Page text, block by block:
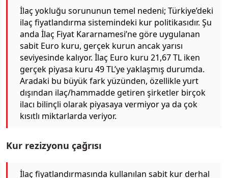
İlaç yokluğu sorununun temel nedeni; Türkiye’deki
ilaç fiyatlandırma sistemindeki kur politikasıdır. Şu
anda İlaç Fiyat Kararnamesi’ne göre uygulanan
sabit Euro kuru, gerçek kurun ancak yarısı
seviyesinde kalıyor. İlaç Euro kuru 21,67 TL iken
gerçek piyasa kuru 49 TL’ye yaklaşmış durumda.
Aradaki bu büyük fark yüzünden, özellikle yurt
dışından ilaç/hammadde getiren şirketler birçok
ilacı bilinçli olarak piyasaya vermiyor ya da çok
kısıtlı miktarlarda veriyor.
Kur rezizyonu çağrısı
İlaç fiyatlandırmasında kullanılan sabit kur derhal